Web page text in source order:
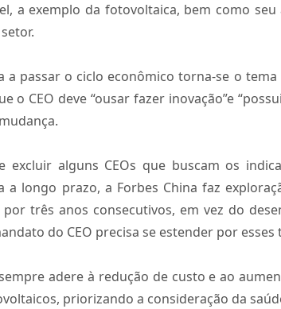
a exemplo da fotovoltaica, bem como
a passar o ciclo econômico torna-se o
o CEO deve “ousar fazer inovação”e
excluir alguns CEOs que buscam os
a longo prazo, a Forbes China faz
três anos consecutivos, em vez do
do CEO precisa se estender por
adere à redução de custo e ao
priorizando a consideração da